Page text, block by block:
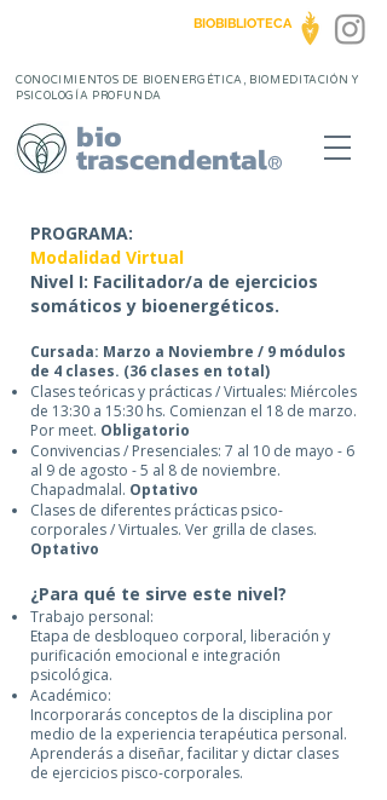
BIOBIBLIOTECA
bio
trascendental®
CONOCIMIENTOS DE BIOENERGÉTICA, BIOMEDITACIÓN Y
PSICOLOGÍA PROFUNDA
PROGRAMA:
Modalidad Virtual
Nivel I: Facilitador/a de ejercicios
somáticos y bioenergéticos.
Cursada: Marzo a Noviembre / 9 módulos
de 4 clases. (36 clases en total)
Clases teóricas y prácticas / Virtuales: Miércoles
de 13:30 a 15:30 hs. Comienzan el 18 de marzo.
Por meet. Obligatorio
Convivencias / Presenciales: 7 al 10 de mayo - 6
al 9 de agosto - 5 al 8 de noviembre.
Chapadmalal. Optativo
Clases de diferentes prácticas psico-
corporales / Virtuales. Ver grilla de clases.
Optativo
¿Para qué te sirve este nivel?
Trabajo personal:
Etapa de desbloqueo corporal, liberación y
purificación emocional e integración
psicológica.
Académico:
Incorporarás conceptos de la disciplina por
medio de la experiencia terapéutica personal.
Aprenderás a diseñar, facilitar y dictar clases
de ejercicios pisco-corporales.